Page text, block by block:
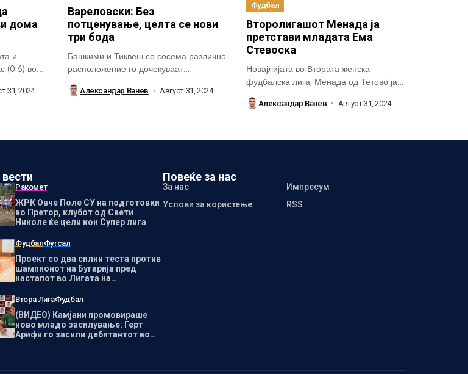
дома
и
(0:6) во...
31, 2024
Вареловски: Без
потценување, целта се нови
три бода
Башкими и Тиквеш со сосема различно
расположение го дочекуваат
Александар Ванев Август 31, 2024
Фудбал
Второлигашот Менада ја
претстави младата Ема
Стевоска
Новајлијата во Втората женска
фудбалска лига, Менада од Тетово ја
Александар Ванев Август 31, 2024
Ракомет
ЖРК Овче Поле СУ на подготовки
во Претор, клубот од Свети
Николе ќе цели кон Супер лига
ФудбалФутсал
Проект со два силни теста против
шампионот на Бугарија пред
настапот во Лигата на
Втора ЛигаФудбал
(ВИДЕО) Камјани промовираше
ново младо засилување: Герт
Арифи го засили дебитантот во
Повеќе за нас
За нас
Импресум
Услови за користење
RSS